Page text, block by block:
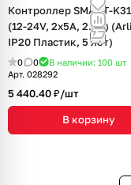
Контроллер SMART-
(12-24V, 2x5A, 2.4G)
IP20 Пластик, 5 лет)
0 0 В наличии: 100 шт
Арт. 028292
5 440.40 ₽/шт
В корзину